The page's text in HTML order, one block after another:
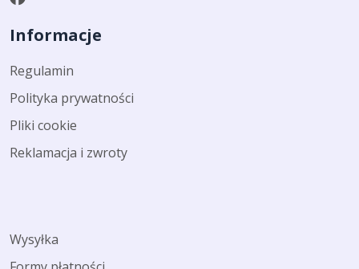
Informacje
Regulamin
Polityka prywatności
Pliki cookie
Reklamacja i zwroty
Wysyłka